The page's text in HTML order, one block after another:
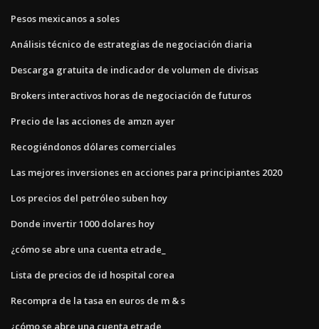
Pesos mexicanos a soles
Análisis técnico de estrategias de negociación diaria
Descarga gratuita de indicador de volumen de divisas
Brokers interactivos horas de negociación de futuros
Precio de las acciones de amzn ayer
Recogiéndonos dólares comerciales
Las mejores inversiones en acciones para principiantes 2020
Los precios del petróleo suben hoy
Donde invertir 1000 dolares hoy
¿cómo se abre una cuenta etrade_
Lista de precios de id hospital corea
Recompra de la tasa en euros de m & s
¿cómo se abre una cuenta etrade_